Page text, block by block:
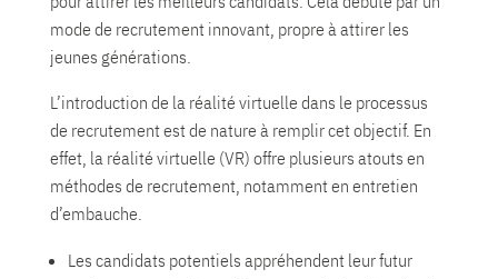
mode de recrutement innovant, propre à attirer les
jeunes générations.
L’introduction de la réalité virtuelle dans le processus
de recrutement est de nature à remplir cet objectif. En
effet, la réalité virtuelle (VR) offre plusieurs atouts en
méthodes de recrutement, notamment en entretien
d’embauche.
Les candidats potentiels appréhendent leur futur